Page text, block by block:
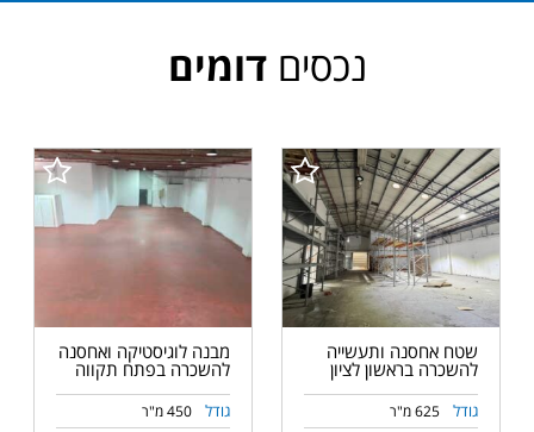
נכסיםדומים
שטח אחסנה ותעשייה
להשכרה בראשון לציון
גודל 625 מ"ר
מבנה לוגיסטיקה ואחסנה
להשכרה בפתח תקווה
גודל 450 מ"ר